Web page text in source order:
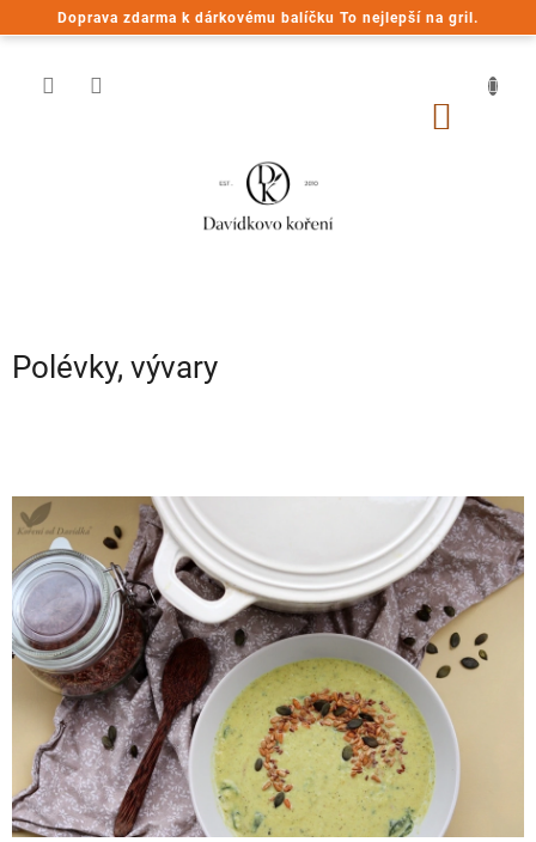
Doprava zdarma k dárkovému balíčku To nejlepší na gril.
na
Polévky, vývary
V
ý
p
i
s
č
l